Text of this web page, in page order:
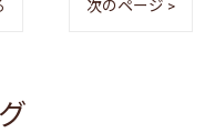
次のページ >